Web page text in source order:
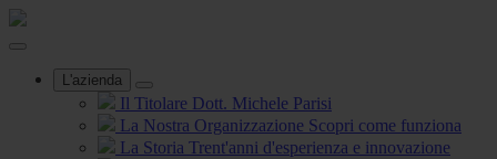
L'azienda
Il Titolare Dott. Michele Parisi
La Nostra Organizzazione Scopri come funziona
La Storia Trent'anni d'esperienza e innovazione